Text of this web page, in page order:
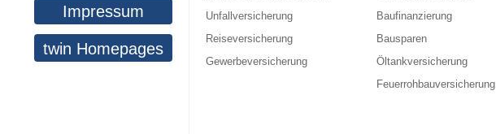
Impressum
twin Homepages
Unfallversicherung
Reiseversicherung
Gewerbeversicherung
Baufinanzierung
Bausparen
Öltankversicherung
Feuerrohbauversicherung